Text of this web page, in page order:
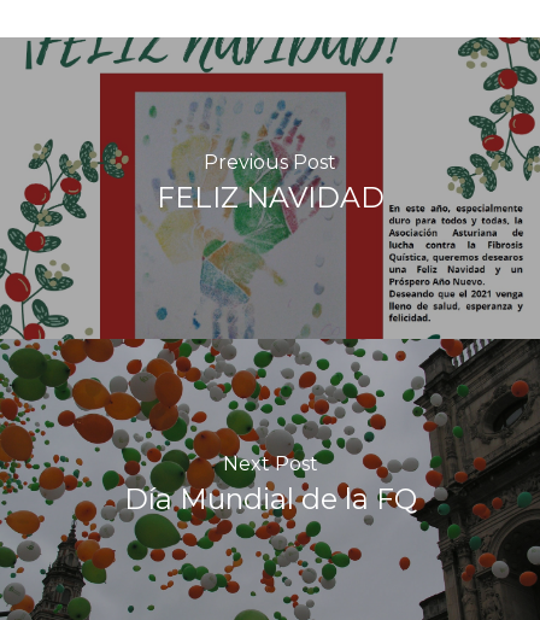
Previous Post
FELIZ NAVIDAD
Next Post
Día Mundial de la FQ